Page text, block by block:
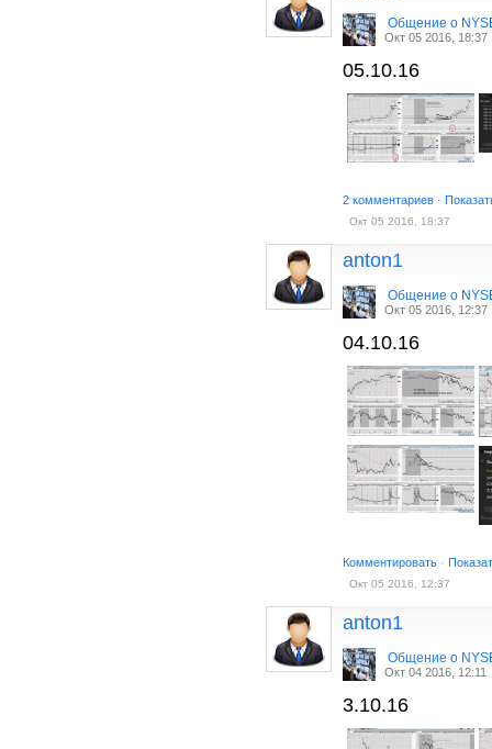
Общение о
Окт 05 2016, 18:37
05.10.16
2 комментариев ·
Окт 05 2016, 18:37
anton1
Общение о
Окт 05 2016, 12:37
04.10.16
Комментировать ·
Окт 05 2016, 12:37
anton1
Общение о
Окт 04 2016, 12:11
3.10.16